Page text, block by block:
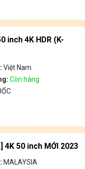
inch 4K HDR (K-
Việt Nam
Còn hàng
4K 50 inch MỚI 2023
MALAYSIA